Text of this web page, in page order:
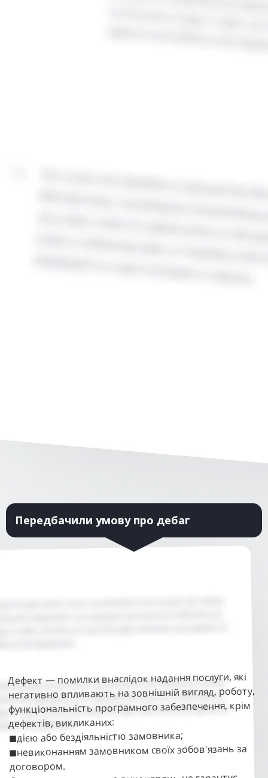
Передбачили умову про дебаг
Дефект — помилки внаслідок надання послуги, які
негативно впливають на зовнішній вигляд, роботу,
функціональність програмного забезпечення, крім
дефектів, викликаних:
◼дією або бездіяльністю замовника;
◼невиконанням замовником своїх зобов'язань за
договором.